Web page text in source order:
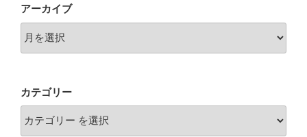
ン
アーカイブ
カテゴリー